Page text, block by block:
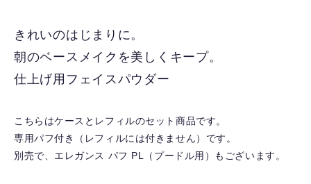
きれいのはじまりに。
朝のベースメイクを美しくキープ。
仕上げ用フェイスパウダー
こちらはケースとレフィルのセット商品です。
専用パフ付き（レフィルには付きません）です。
別売で、エレガンス パフ PL（プードル用）もございます。